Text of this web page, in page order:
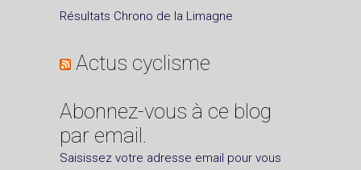
Résultats Chrono de la Limagne
Actus cyclisme
Abonnez-vous à ce blog
par email.
Saisissez votre adresse email pour vous